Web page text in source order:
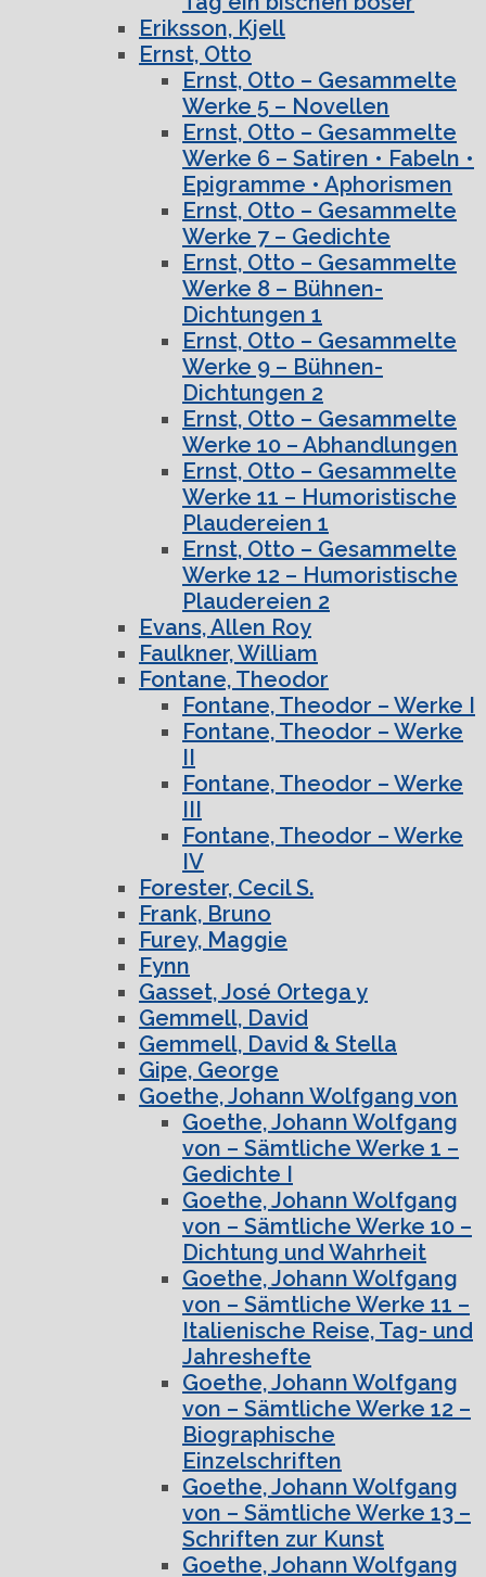
Eriksson, Kjell
Ernst, Otto
Ernst, Otto – Gesammelte
Werke 5 – Novellen
Ernst, Otto – Gesammelte
Werke 6 – Satiren • Fabeln •
Epigramme • Aphorismen
Ernst, Otto – Gesammelte
Werke 7 – Gedichte
Ernst, Otto – Gesammelte
Werke 8 – Bühnen-
Dichtungen 1
Ernst, Otto – Gesammelte
Werke 9 – Bühnen-
Dichtungen 2
Ernst, Otto – Gesammelte
Werke 10 – Abhandlungen
Ernst, Otto – Gesammelte
Werke 11 – Humoristische
Plaudereien 1
Ernst, Otto – Gesammelte
Werke 12 – Humoristische
Plaudereien 2
Evans, Allen Roy
Faulkner, William
Fontane, Theodor
Fontane, Theodor – Werke I
Fontane, Theodor – Werke
II
Fontane, Theodor – Werke
III
Fontane, Theodor – Werke
IV
Forester, Cecil S.
Frank, Bruno
Furey, Maggie
Fynn
Gasset, José Ortega y
Gemmell, David
Gemmell, David & Stella
Gipe, George
Goethe, Johann Wolfgang von
Goethe, Johann Wolfgang
von – Sämtliche Werke 1 –
Gedichte I
Goethe, Johann Wolfgang
von – Sämtliche Werke 10 –
Dichtung und Wahrheit
Goethe, Johann Wolfgang
von – Sämtliche Werke 11 –
Italienische Reise, Tag- und
Jahreshefte
Goethe, Johann Wolfgang
von – Sämtliche Werke 12 –
Biographische
Einzelschriften
Goethe, Johann Wolfgang
von – Sämtliche Werke 13 –
Schriften zur Kunst
Goethe, Johann Wolfgang